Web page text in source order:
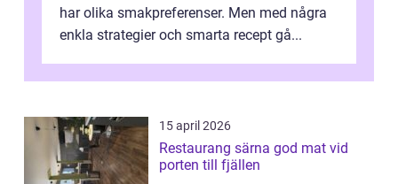
har olika smakpreferenser. Men med några
enkla strategier och smarta recept gå...
15 april 2026
Restaurang särna god mat vid
porten till fjällen